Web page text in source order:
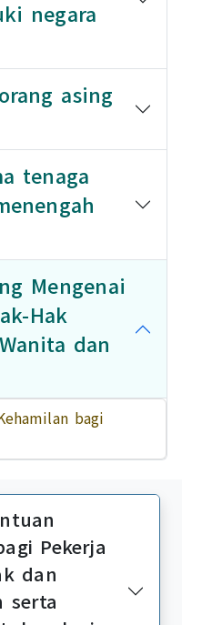
negara
asing
tenaga
Mengenai
Hak
dan
bagi
Pekerja
dan
serta